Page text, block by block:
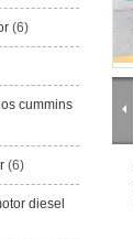
(6)
cummins
(6)
diesel